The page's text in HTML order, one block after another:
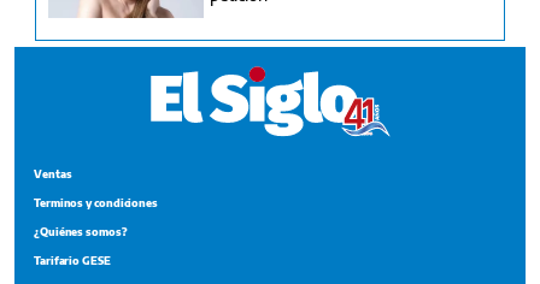
Ventas
Terminos y condiciones
¿Quiénes somos?
Tarifario GESE